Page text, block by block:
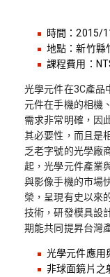
時間：2015/
地點：新竹縣
課程費用：
光學元件在3C產品
元件在手機的相機
需求非常明確，因
其必要性，而且是
乏老字號的光學廠
起，光學元件產業
與影像手機的市場
榮，呈現有史以來
技術，研發模具設
期能共同提昇台灣
光學元件應用
非球面鏡片之